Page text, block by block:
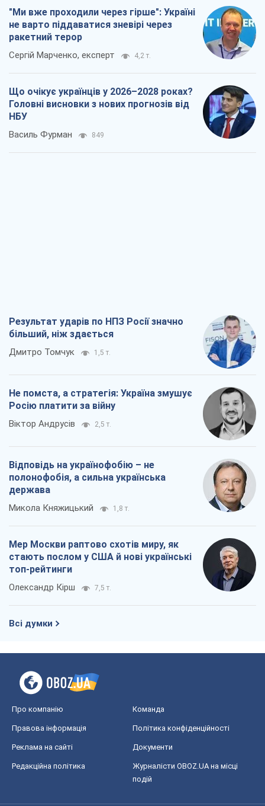
"Ми вже проходили через гірше": Україні
не варто піддаватися зневірі через
ракетний терор
Сергій Марченко, експерт 4,2 т.
Що очікує українців у 2026–2028 роках?
Головні висновки з нових прогнозів від
НБУ
Василь Фурман 849
Результат ударів по НПЗ Росії значно
більший, ніж здається
Дмитро Томчук 1,5 т.
Не помста, а стратегія: Україна змушує
Росію платити за війну
Віктор Андрусів 2,5 т.
Відповідь на українофобію – не
полонофобія, а сильна українська
держава
Микола Княжицький 1,8 т.
Мер Москви раптово схотів миру, як
стають послом у США й нові українські
топ-рейтинги
Олександр Кірш 7,5 т.
Всі думки
Про компанію Команда
Правова інформація Політика конфіденційності
Реклама на сайті Документи
Редакційна політика
Журналісти OBOZ.UA на місці
подій